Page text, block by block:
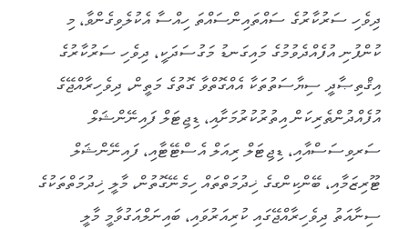
ދިވެހި ސަރުކާރުގެ ސައްތައިންސައްތަ ހިއްސާ އެކުލެވިގެންވާ، މި
ކުންފުނި އުފެއްދެވުމުގެ މައިގަނޑު މަގުސަދަކީ، ދިވެހި ސަރުކާރުގެ
އިޤްތިޞާދީ ސިޔާސަތުތަކާ އެއްގޮތްވާ ގޮތުގެ މަތީން، ދިވެހިރާއްޖޭގެ
އުފެއްދުންތެރިކަން އިތުރުކުރުމަށާއި، ޑިޖިޓަލް ފައިނޭންޝަލް
ސަރވިސަސްއާއި، ޑިޖިޓަލް ރިއަލް އެސްޓޭޓާއި، ފައިނޭންޝަލް
ޓޫރިޒަމާއި، ބޭންކިންގގެ ޚިދުމަތްތައް ހިމެނޭގޮތުން، މާލީ ޚިދުމަތްތަކުގެ
ސިނާއަތު ދިވެހިރާއްޖޭގައި ކުރިއަރުވައި، ބައިނަލްއަގުވާމީ މާލީ